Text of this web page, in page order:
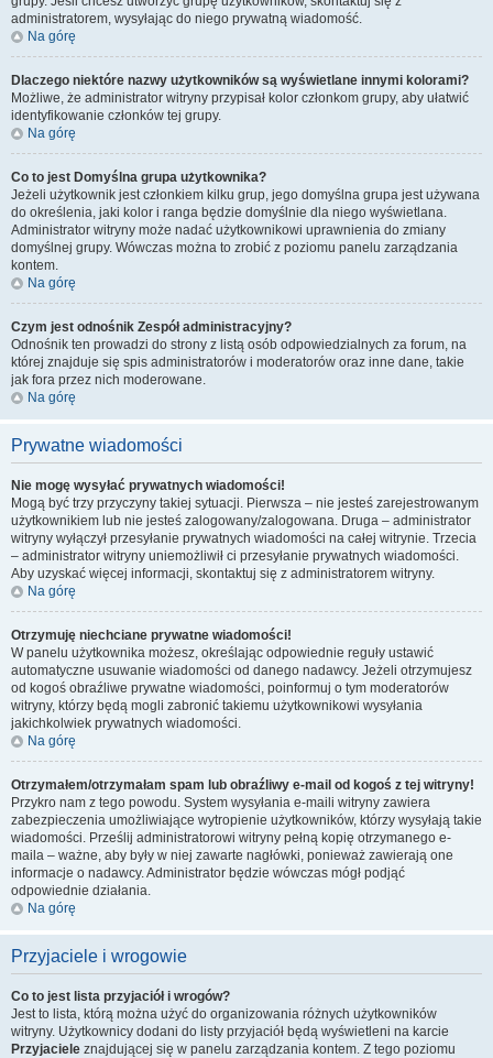
administratorem, wysyłając do niego prywatną wiadomość.
Na górę
Dlaczego niektóre nazwy użytkowników są wyświetlane innymi kolorami?
Możliwe, że administrator witryny przypisał kolor członkom grupy, aby ułatwić
identyfikowanie członków tej grupy.
Na górę
Co to jest Domyślna grupa użytkownika?
Jeżeli użytkownik jest członkiem kilku grup, jego domyślna grupa jest używana
do określenia, jaki kolor i ranga będzie domyślnie dla niego wyświetlana.
Administrator witryny może nadać użytkownikowi uprawnienia do zmiany
domyślnej grupy. Wówczas można to zrobić z poziomu panelu zarządzania
kontem.
Na górę
Czym jest odnośnik Zespół administracyjny?
Odnośnik ten prowadzi do strony z listą osób odpowiedzialnych za forum, na
której znajduje się spis administratorów i moderatorów oraz inne dane, takie
jak fora przez nich moderowane.
Na górę
Prywatne wiadomości
Nie mogę wysyłać prywatnych wiadomości!
Mogą być trzy przyczyny takiej sytuacji. Pierwsza – nie jesteś zarejestrowanym
użytkownikiem lub nie jesteś zalogowany/zalogowana. Druga – administrator
witryny wyłączył przesyłanie prywatnych wiadomości na całej witrynie. Trzecia
– administrator witryny uniemożliwił ci przesyłanie prywatnych wiadomości.
Aby uzyskać więcej informacji, skontaktuj się z administratorem witryny.
Na górę
Otrzymuję niechciane prywatne wiadomości!
W panelu użytkownika możesz, określając odpowiednie reguły ustawić
automatyczne usuwanie wiadomości od danego nadawcy. Jeżeli otrzymujesz
od kogoś obraźliwe prywatne wiadomości, poinformuj o tym moderatorów
witryny, którzy będą mogli zabronić takiemu użytkownikowi wysyłania
jakichkolwiek prywatnych wiadomości.
Na górę
Otrzymałem/otrzymałam spam lub obraźliwy e-mail od kogoś z tej witryny!
Przykro nam z tego powodu. System wysyłania e-maili witryny zawiera
zabezpieczenia umożliwiające wytropienie użytkowników, którzy wysyłają takie
wiadomości. Prześlij administratorowi witryny pełną kopię otrzymanego e-
maila – ważne, aby były w niej zawarte nagłówki, ponieważ zawierają one
informacje o nadawcy. Administrator będzie wówczas mógł podjąć
odpowiednie działania.
Na górę
Przyjaciele i wrogowie
Co to jest lista przyjaciół i wrogów?
Jest to lista, którą można użyć do organizowania różnych użytkowników
witryny. Użytkownicy dodani do listy przyjaciół będą wyświetleni na karcie
Przyjaciele znajdującej się w panelu zarządzania kontem. Z tego poziomu